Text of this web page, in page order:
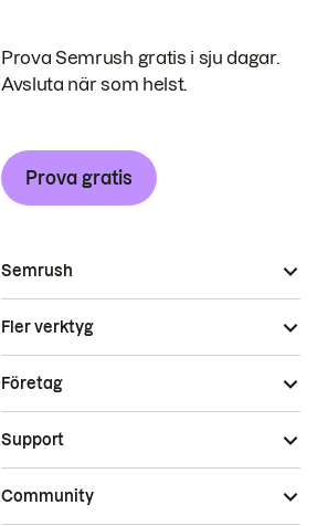
Prova Semrush gratis i sju dagar.
Avsluta när som helst.
Prova gratis
Semrush
Fler verktyg
Företag
Support
Community